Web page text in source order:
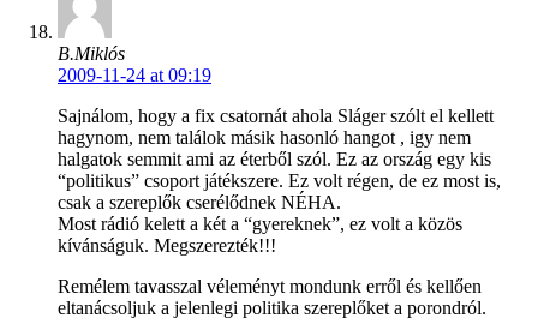
B.Miklós
2009-11-24 at 09:19
Sajnálom, hogy a fix csatornát ahola Sláger szólt el kellett
hagynom, nem találok másik hasonló hangot , igy nem
halgatok semmit ami az éterből szól. Ez az ország egy kis
“politikus” csoport játékszere. Ez volt régen, de ez most is,
csak a szereplők cserélődnek NÉHA.
Most rádió kelett a két a “gyereknek”, ez volt a közös
kívánságuk. Megszerezték!!!
Remélem tavasszal véleményt mondunk erről és kellően
eltanácsoljuk a jelenlegi politika szereplőket a porondról.